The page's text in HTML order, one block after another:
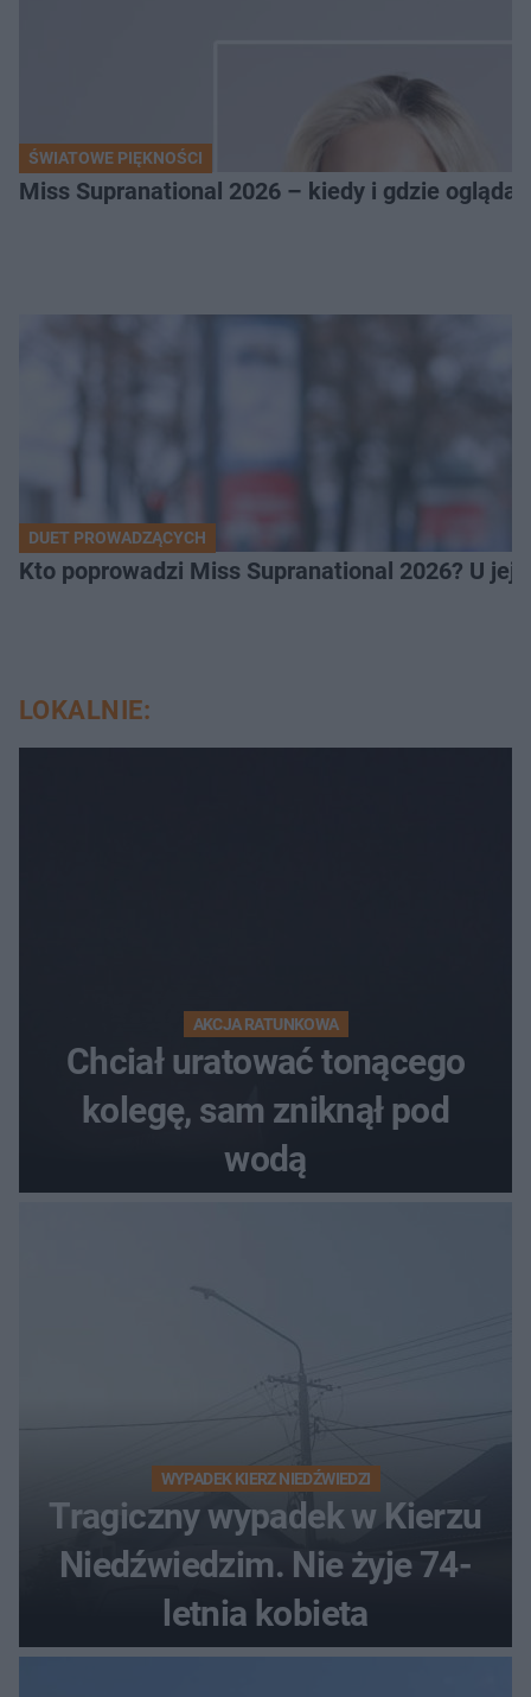
ŚWIATOWE PIĘKNOŚCI
Miss Supranational 2026 – kiedy i gdzie
DUET PROWADZĄCYCH
Kto poprowadzi Miss Supranational 2026? U jej
LOKALNIE:
AKCJA RATUNKOWA
Chciał uratować tonącego
kolegę, sam zniknął pod
wodą
WYPADEK KIERZ NIEDŹWIEDZI
Tragiczny wypadek w Kierzu
Niedźwiedzim. Nie żyje 74-
letnia kobieta